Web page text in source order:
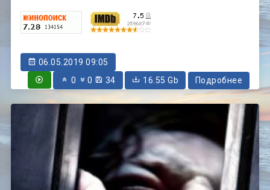
06.05.2019 09:05
0
0 34 16.55 Gb Подробнее